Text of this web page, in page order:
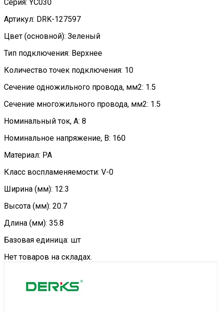
Серия: YC030
Артикул: DRK-127597
Цвет (основной): Зеленый
Тип подключения: Верхнее
Количество точек подключения: 10
Сечение одножильного провода, мм2: 1.5
Сечение многожильного провода, мм2: 1.5
Номинальный ток, А: 8
Номинальное напряжение, В: 160
Материал: PA
Класс воспламеняемости: V-0
Ширина (мм): 12.3
Высота (мм): 20.7
Длина (мм): 35.8
Базовая единица: шт
Нет товаров на складах.